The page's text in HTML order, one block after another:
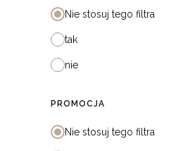
Nie stosuj tego filtra
tak
nie
PROMOCJA
Nie stosuj tego filtra